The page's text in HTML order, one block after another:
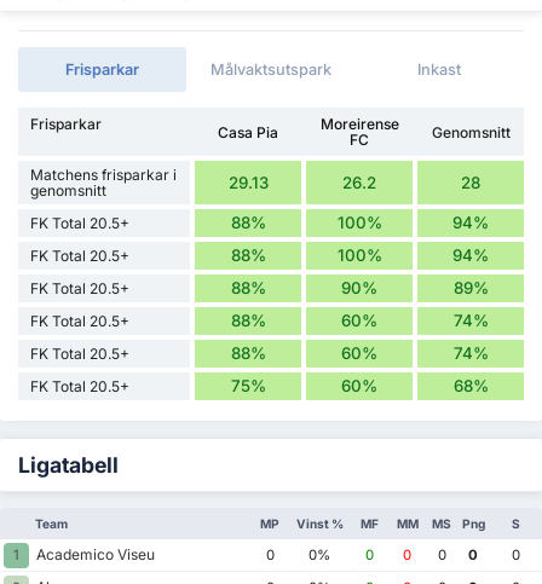
Frisparkar Målvaktsutspark Inkast
Frisparkar Casa Pia
Moreirense
FC
Genomsnitt
Matchens frisparkar i
genomsnitt
29.13 26.2 28
FK Total 20.5+ 88% 100% 94%
FK Total 20.5+ 88% 100% 94%
FK Total 20.5+ 88% 90% 89%
FK Total 20.5+ 88% 60% 74%
FK Total 20.5+ 88% 60% 74%
FK Total 20.5+ 75% 60% 68%
Ligatabell
Team MP Vinst % MF MM MS Png S
1 Academico Viseu 0 0% 0 0 0 0
0